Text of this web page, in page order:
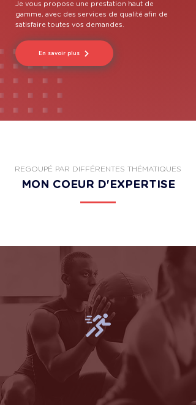
Je vous propose une prestation haut de
gamme, avec des services de qualité afin de
satisfaire toutes vos demandes.
En savoir plus
REGOUPÉ PAR DIFFÉRENTES THÉMATIQUES
MON COEUR D'EXPERTISE